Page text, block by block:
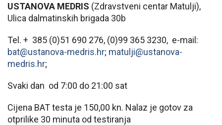
USTANOVA MEDRIS (Zdravstveni centar Matulji),
Ulica dalmatinskih brigada 30b
Tel. + 385 (0)51 690 276, (0)99 365 3230, e-mail:
bat@ustanova-medris.hr; matulji@ustanova-
medris.hr;
Svaki dan od 7:00 do 21:00 sat
Cijena BAT testa je 150,00 kn. Nalaz je gotov za
otprilike 30 minuta od testiranja